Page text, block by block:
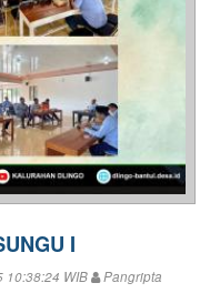
I
10:38:24 WIB Pangripta